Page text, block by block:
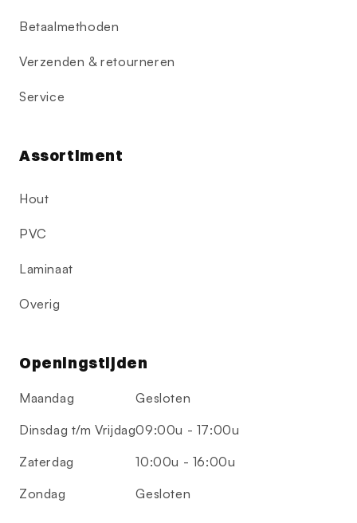
Betaalmethoden
Verzenden & retourneren
Service
Assortiment
Hout
PVC
Laminaat
Overig
Openingstijden
Maandag
Dinsdag t/m Vrijdag
Zaterdag
Zondag
Gesloten
09:00u - 17:00u
10:00u - 16:00u
Gesloten